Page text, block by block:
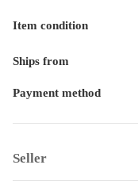
Item condition
Ships from
Payment method
Seller